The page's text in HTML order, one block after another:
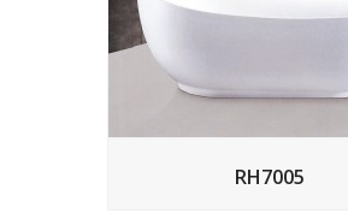
RH7005